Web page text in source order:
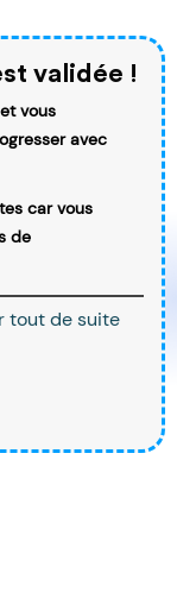
validée !
vous
avec
car vous
de
tout de suite